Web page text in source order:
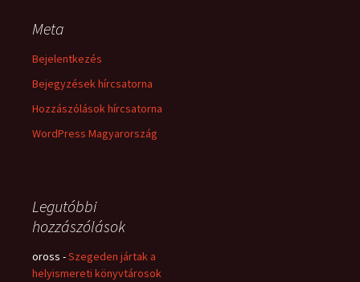
Meta
Bejelentkezés
Bejegyzések hírcsatorna
Hozzászólások hírcsatorna
WordPress Magyarország
Legutóbbi
hozzászólások
oross -Szegeden jártak a
helyismereti könyvtárosok